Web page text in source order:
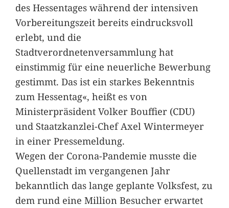
des Hessentages während der intensiven
Vorbereitungszeit bereits eindrucksvoll
erlebt, und die
Stadtverordnetenversammlung hat
einstimmig für eine neuerliche Bewerbung
gestimmt. Das ist ein starkes Bekenntnis
zum Hessentag«, heißt es von
Ministerpräsident Volker Bouffier (CDU)
und Staatzkanzlei-Chef Axel Wintermeyer
in einer Pressemeldung.
Wegen der Corona-Pandemie musste die
Quellenstadt im vergangenen Jahr
bekanntlich das lange geplante Volksfest, zu
dem rund eine Million Besucher erwartet